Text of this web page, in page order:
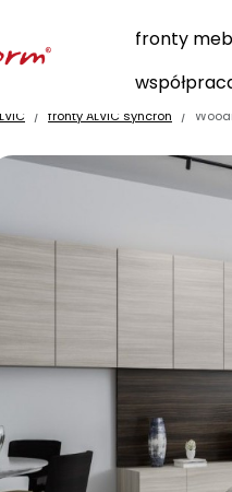
fronty
fronty ALVIC syncron